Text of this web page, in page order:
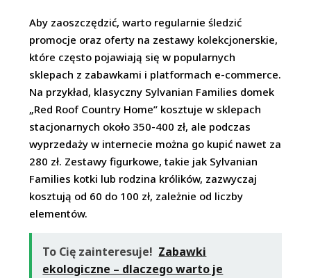
Aby zaoszczędzić, warto regularnie śledzić
promocje oraz oferty na zestawy kolekcjonerskie,
które często pojawiają się w popularnych
sklepach z zabawkami i platformach e-commerce.
Na przykład, klasyczny Sylvanian Families domek
„Red Roof Country Home” kosztuje w sklepach
stacjonarnych około 350-400 zł, ale podczas
wyprzedaży w internecie można go kupić nawet za
280 zł. Zestawy figurkowe, takie jak Sylvanian
Families kotki lub rodzina królików, zazwyczaj
kosztują od 60 do 100 zł, zależnie od liczby
elementów.
To Cię zainteresuje! Zabawki
ekologiczne – dlaczego warto je